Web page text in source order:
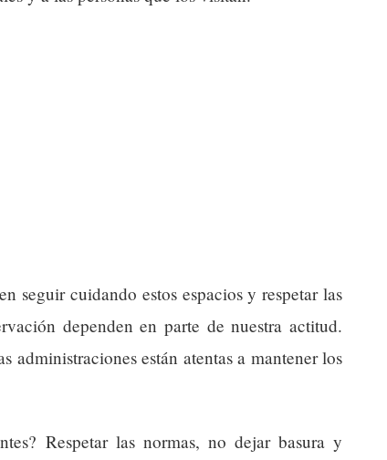
seguir cuidando estos espacios y respetar las
dependen en parte de nuestra actitud.
administraciones están atentas a mantener los
Respetar las normas, no dejar basura y